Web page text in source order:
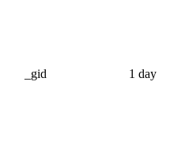
_gid 1 day